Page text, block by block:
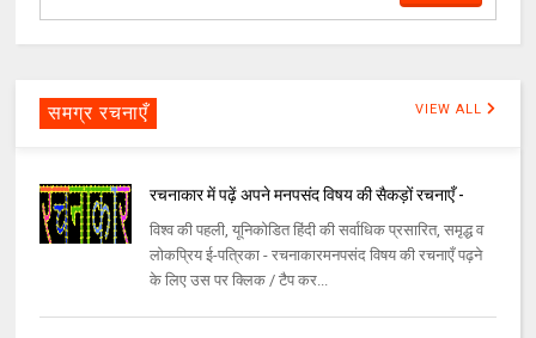
समग्र रचनाएँ VIEW ALL
रचनाकार में पढ़ें अपने मनपसंद विषय की सैकड़ों रचनाएँ -
विश्व की पहली, यूनिकोडित हिंदी की सर्वाधिक प्रसारित, समृद्ध व
लोकप्रिय ई-पत्रिका - रचनाकारमनपसंद विषय की रचनाएँ पढ़ने
के लिए उस पर क्लिक / टैप कर...